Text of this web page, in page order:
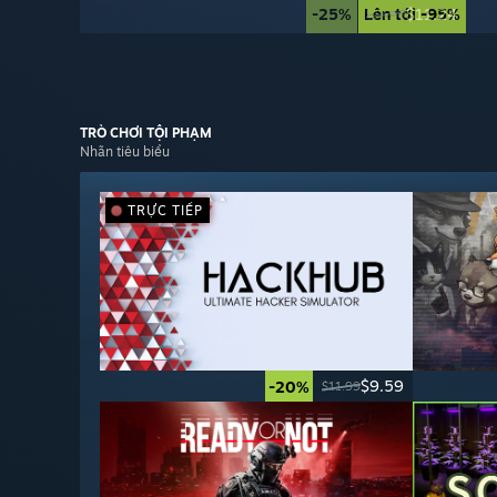
Lên tới -95%
-25% $14.99$11.24
TRÒ CHƠI TỘI PHẠM
Nhãn tiêu biểu
-20% $11.99$9.59
TRỰC TIẾP